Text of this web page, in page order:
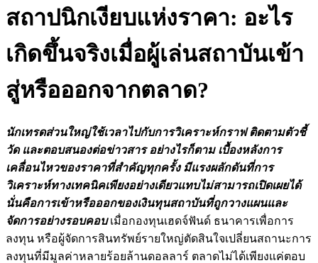
สถาปนิกเงียบแห่งราคา: อะไร
เกิดขึ้นจริงเมื่อผู้เล่นสถาบันเข้า
สู่หรือออกจากตลาด?
นักเทรดส่วนใหญ่ใช้เวลาไปกับการวิเคราะห์กราฟ ติดตามตัวชี้
วัด และตอบสนองต่อข่าวสาร อย่างไรก็ตาม เบื้องหลังการ
เคลื่อนไหวของราคาที่สำคัญทุกครั้ง มีแรงผลักดันที่การ
วิเคราะห์ทางเทคนิคเพียงอย่างเดียวแทบไม่สามารถเปิดเผยได้
นั่นคือการเข้าหรือออกของเงินทุนสถาบันที่ถูกวางแผนและ
จัดการอย่างรอบคอบเมื่อกองทุนเฮดจ์ฟันด์ ธนาคารเพื่อการ
ลงทุน หรือผู้จัดการสินทรัพย์รายใหญ่ตัดสินใจเปลี่ยนสถานะการ
ลงทุนที่มีมูลค่าหลายร้อยล้านดอลลาร์ ตลาดไม่ได้เพียงแค่ตอบ